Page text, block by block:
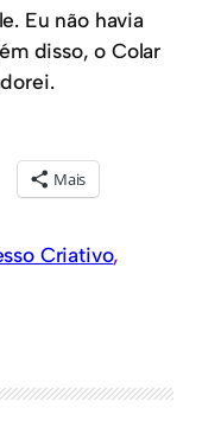
Eu não havia
disso, o Colar
Mais
Criativo